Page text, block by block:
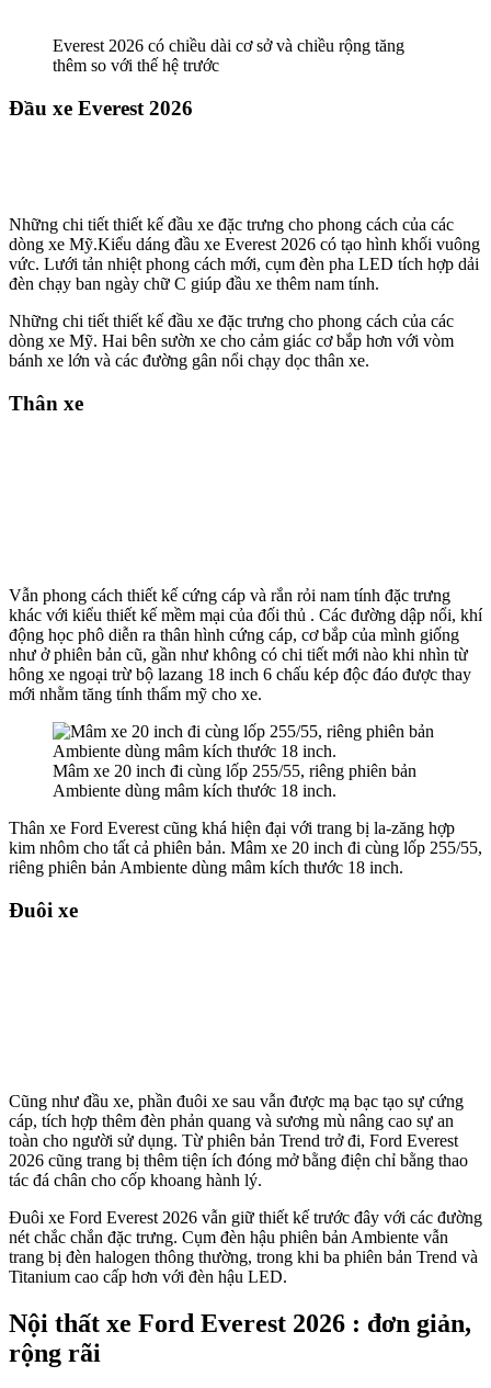
Everest 2026 có chiều dài cơ sở và chiều rộng tăng
thêm so với thế hệ trước
Đầu xe Everest 2026
Những chi tiết thiết kế đầu xe đặc trưng cho phong cách của các
dòng xe Mỹ.Kiểu dáng đầu xe Everest 2026 có tạo hình khối vuông
vức. Lưới tản nhiệt phong cách mới, cụm đèn pha LED tích hợp dải
đèn chạy ban ngày chữ C giúp đầu xe thêm nam tính.
Những chi tiết thiết kế đầu xe đặc trưng cho phong cách của các
dòng xe Mỹ. Hai bên sườn xe cho cảm giác cơ bắp hơn với vòm
bánh xe lớn và các đường gân nổi chạy dọc thân xe.
Thân xe
Vẫn phong cách thiết kế cứng cáp và rắn rỏi nam tính đặc trưng
khác với kiểu thiết kế mềm mại của đối thủ . Các đường dập nổi, khí
động học phô diễn ra thân hình cứng cáp, cơ bắp của mình giống
như ở phiên bản cũ, gần như không có chi tiết mới nào khi nhìn từ
hông xe ngoại trừ bộ lazang 18 inch 6 chấu kép độc đáo được thay
mới nhằm tăng tính thẩm mỹ cho xe.
Mâm xe 20 inch đi cùng lốp 255/55, riêng phiên bản
Ambiente dùng mâm kích thước 18 inch.
Thân xe Ford Everest cũng khá hiện đại với trang bị la-zăng hợp
kim nhôm cho tất cả phiên bản. Mâm xe 20 inch đi cùng lốp 255/55,
riêng phiên bản Ambiente dùng mâm kích thước 18 inch.
Đuôi xe
Cũng như đầu xe, phần đuôi xe sau vẫn được mạ bạc tạo sự cứng
cáp, tích hợp thêm đèn phản quang và sương mù nâng cao sự an
toàn cho người sử dụng. Từ phiên bản Trend trở đi, Ford Everest
2026 cũng trang bị thêm tiện ích đóng mở bằng điện chỉ bằng thao
tác đá chân cho cốp khoang hành lý.
Đuôi xe Ford Everest 2026 vẫn giữ thiết kế trước đây với các đường
nét chắc chắn đặc trưng. Cụm đèn hậu phiên bản Ambiente vẫn
trang bị đèn halogen thông thường, trong khi ba phiên bản Trend và
Titanium cao cấp hơn với đèn hậu LED.
Nội thất xe Ford Everest 2026 : đơn giản,
rộng rãi